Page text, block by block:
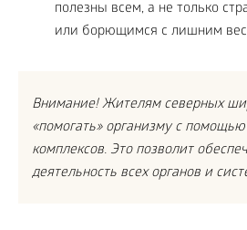
полезны всем, а не только
или борющимся с лишним
Внимание! Жителям северных
«помогать» организму с
комплексов. Это позволит
деятельность всех органов и